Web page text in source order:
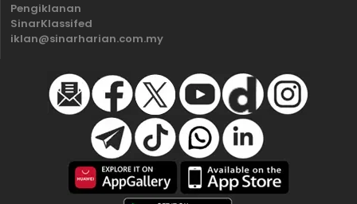
Pengiklanan
SinarKlassifed
iklan@sinarharian.com.my